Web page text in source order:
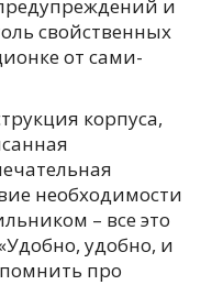
и
свойственных
от сами-
корпуса,
необходимости
– все это
удобно, и
про